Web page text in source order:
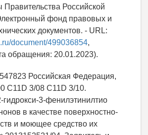
Правительства Российской
фонд правовых и
документов. - URL:
document/499036854,
обращения: 20.01.2023).
Российская Федерация,
C11D 3/08 C11D 3/10.
3-фенилэтинилтио
в качестве поверхностно-
и моющее средство их